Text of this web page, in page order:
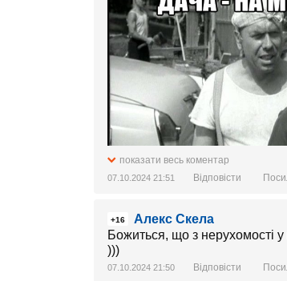
показати весь коментар
07.10.2024 21:51 Відповісти
+16
Алекс Скела
Божиться, що з нерухомості у
)))
07.10.2024 21:50 Відповісти